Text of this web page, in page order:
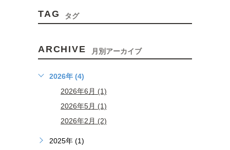
TAG タグ
ARCHIVE 月別アーカイブ
2026年 (4)
2026年6月 (1)
2026年5月 (1)
2026年2月 (2)
2025年 (1)